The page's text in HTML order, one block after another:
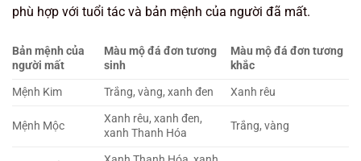
phù hợp với tuổi tác và bản mệnh của người đã mất.
Bản mệnh của
người mất
Màu mộ đá đơn tương
sinh
Màu mộ đá đơn tương
khắc
Mệnh Kim
Trắng, vàng, xanh đen Xanh rêu
Mệnh Mộc
Xanh rêu, xanh đen,
xanh Thanh Hóa
Trắng, vàng